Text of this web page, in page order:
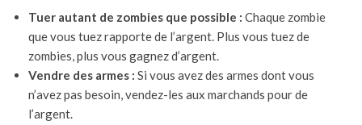
Tuer autant de zombies que possible : Chaque zombie
que vous tuez rapporte de l’argent. Plus vous tuez de
zombies, plus vous gagnez d’argent.
Vendre des armes : Si vous avez des armes dont vous
n’avez pas besoin, vendez-les aux marchands pour de
l’argent.